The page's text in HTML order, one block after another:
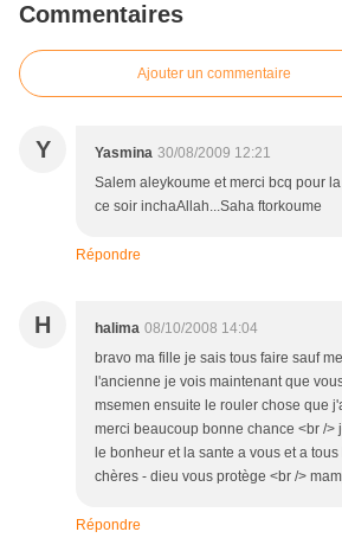
Commentaires
Ajouter un commentaire
Y Yasmina 30/08/2009 12:21
Salem aleykoume et merci bcq pour
ce soir inchaAllah...Saha ftorkoume
Répondre
H halima 08/10/2008 14:04
bravo ma fille je sais tous faire sauf
l'ancienne je vois maintenant que
msemen ensuite le rouler chose que
merci beaucoup bonne chance <br />
le bonheur et la sante a vous et a
chères - dieu vous protège <br />
Répondre